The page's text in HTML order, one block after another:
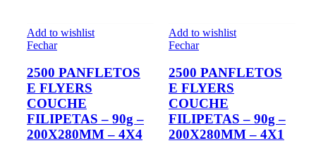
Add to wishlist
Fechar
2500 PANFLETOS
E FLYERS
COUCHE
FILIPETAS – 90g –
200X280MM – 4X4
Add to wishlist
Fechar
2500 PANFLETOS
E FLYERS
COUCHE
FILIPETAS – 90g –
200X280MM – 4X1